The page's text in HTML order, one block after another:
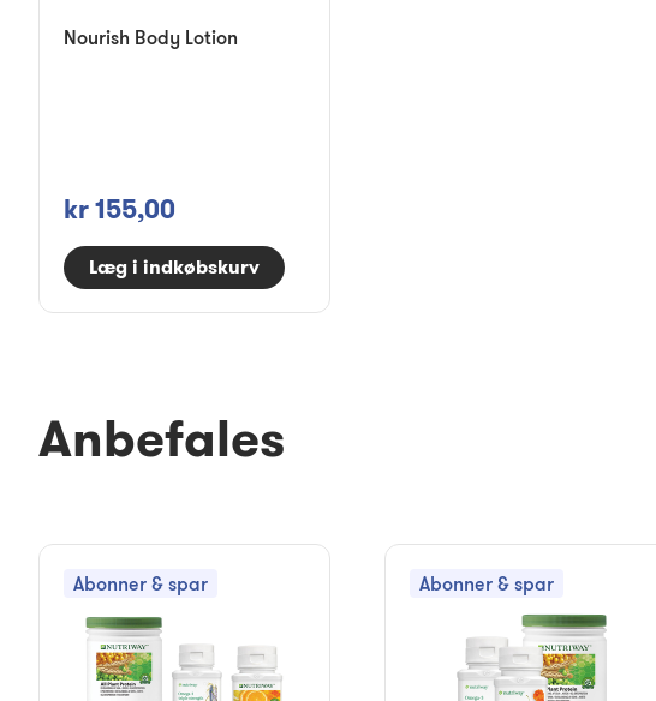
Nourish Body Lotion
kr 155,00
Læg i indkøbskurv
Anbefales
Abonner & spar Abonner & spar